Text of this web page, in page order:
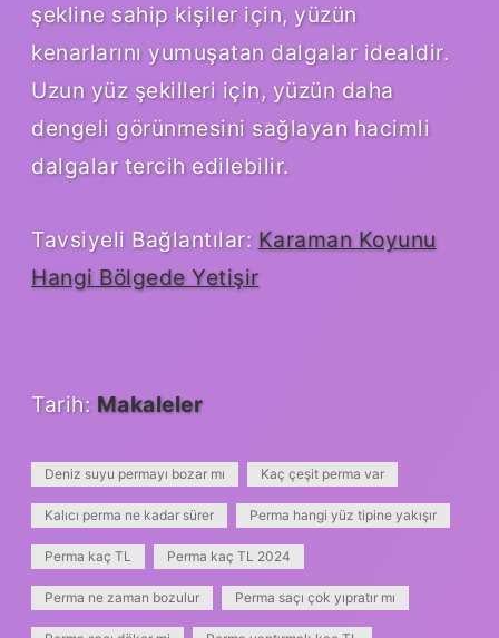
şekline sahip kişiler için, yüzün
kenarlarını yumuşatan dalgalar idealdir.
Uzun yüz şekilleri için, yüzün daha
dengeli görünmesini sağlayan hacimli
dalgalar tercih edilebilir.
Tavsiyeli Bağlantılar: Karaman Koyunu
Hangi Bölgede Yetişir
Tarih: Makaleler
Deniz suyu permayı bozar mı Kaç çeşit perma var
Kalıcı perma ne kadar sürer Perma hangi yüz tipine yakışır
Perma kaç TL Perma kaç TL 2024
Perma ne zaman bozulur Perma saçı çok yıpratır mı